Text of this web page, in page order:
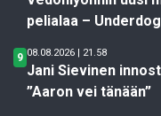
pelialaa –
9 08.08.2026 | 21.58
Jani Sievinen
”Aaron vei tänään”